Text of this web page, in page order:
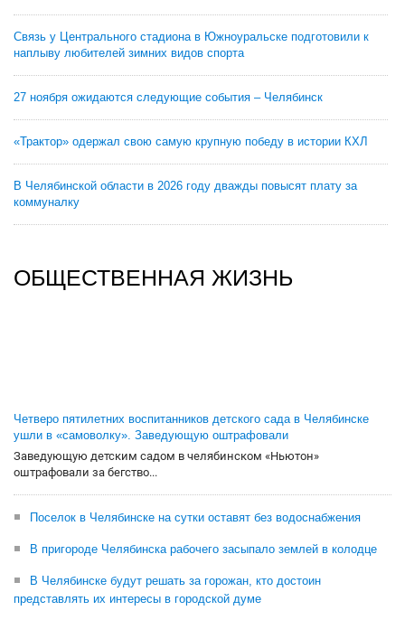
Связь у Центрального стадиона в Южноуральске подготовили к
наплыву любителей зимних видов спорта
27 ноября ожидаются следующие события – Челябинск
«Трактор» одержал свою самую крупную победу в истории КХЛ
В Челябинской области в 2026 году дважды повысят плату за
коммуналку
ОБЩЕСТВЕННАЯ ЖИЗНЬ
Четверо пятилетних воспитанников детского сада в Челябинске
ушли в «самоволку». Заведующую оштрафовали
Заведующую детским садом в челябинском «Ньютон»
оштрафовали за бегство...
Поселок в Челябинске на сутки оставят без водоснабжения
В пригороде Челябинска рабочего засыпало землей в колодце
В Челябинске будут решать за горожан, кто достоин
представлять их интересы в городской думе